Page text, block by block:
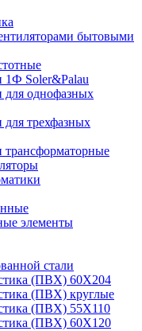
бытовыми
1Ф Soler&Palau
для однофазных
для трехфазных
трансформаторные
элементы
стали
(ПВХ) 60Х204
(ПВХ) круглые
(ПВХ) 55Х110
(ПВХ) 60Х120